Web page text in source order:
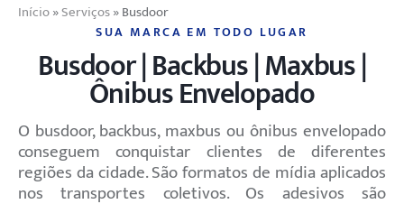
Início»Serviços»Busdoor
SUA MARCA EM TODO LUGAR
Busdoor | Backbus | Maxbus |
Ônibus Envelopado
O busdoor, backbus, maxbus ou ônibus envelopado
conseguem conquistar clientes de diferentes
regiões da cidade. São formatos de mídia aplicados
nos transportes coletivos. Os adesivos são